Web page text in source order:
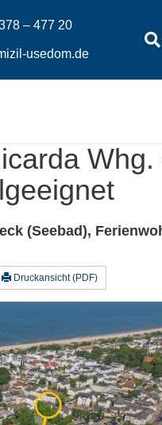
– 477 20
usedom.de
Whg.
(Seebad),
Druckansicht (PDF)